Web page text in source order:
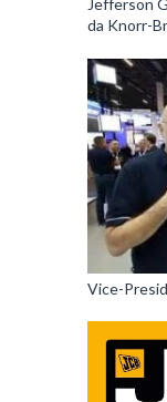
Jefferson
da Knorr-
Vice-